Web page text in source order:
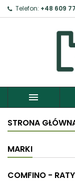
Telefon: +48 609

STRONA
MARKI
COMFINO -
Zaloguj
Aby zapisać
Anuluj